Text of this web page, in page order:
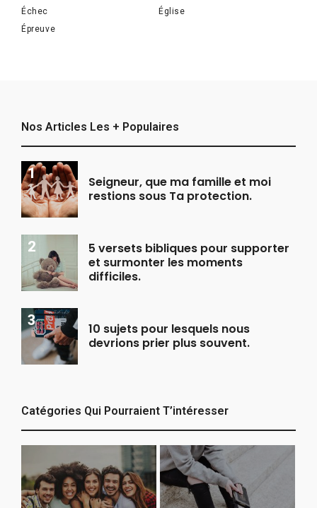
Échec
Église
Épreuve
Nos Articles Les + Populaires
Seigneur, que ma famille et moi
restions sous Ta protection.
5 versets bibliques pour supporter
et surmonter les moments
difficiles.
10 sujets pour lesquels nous
devrions prier plus souvent.
Catégories Qui Pourraient T’intéresser